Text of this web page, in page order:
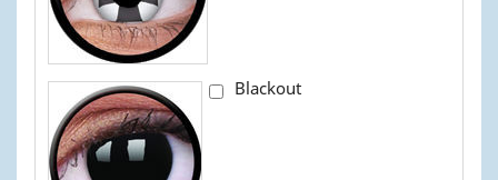
Blackout